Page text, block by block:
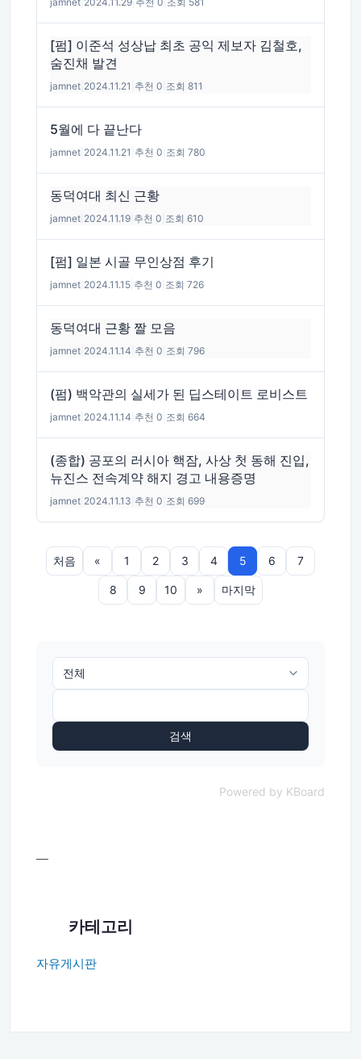
[펌] 이준석 성상납 최초 공익 제보자 김철호,
숨진채 발견
jamnet 2024.11.21 추천 0 조회 811
5월에 다 끝난다
jamnet 2024.11.21 추천 0 조회 780
동덕여대 최신 근황
jamnet 2024.11.19 추천 0 조회 610
[펌] 일본 시골 무인상점 후기
jamnet 2024.11.15 추천 0 조회 726
동덕여대 근황 짤 모음
jamnet 2024.11.14 추천 0 조회 796
(펌) 백악관의 실세가 된 딥스테이트 로비스트
jamnet 2024.11.14 추천 0 조회 664
(종합) 공포의 러시아 핵잠, 사상 첫 동해 진입,
뉴진스 전속계약 해지 경고 내용증명
jamnet 2024.11.13 추천 0 조회 699
처음 « 1 2 3 4 5 6 7
8 9 10 » 마지막
검색
Powered by KBoard
—
카테고리
자유게시판